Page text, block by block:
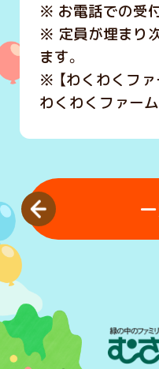
※ お電話での受
※ 定員が埋まり
ます。
※ 【わくわくフ
わくわくファー